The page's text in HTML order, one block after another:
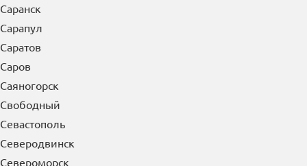
Рыбинск
Рязань
С
Салават
Сальск
Самара
Санкт-Петербург
Саранск
Сарапул